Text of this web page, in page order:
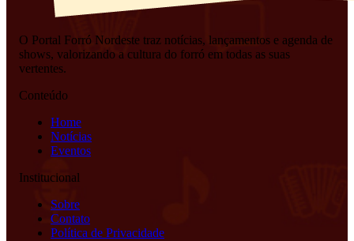
O Portal Forró Nordeste traz notícias, lançamentos e agenda de
shows, valorizando a cultura do forró em todas as suas
vertentes.
Conteúdo
Home
Notícias
Eventos
Institucional
Sobre
Contato
Política de Privacidade